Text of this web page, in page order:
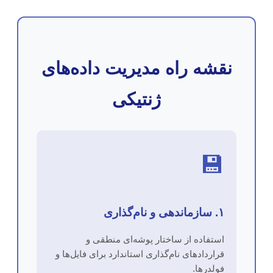
نقشه راه مدیریت داده‌های
ژنتیکی
💾
۱. سازماندهی و نام‌گذاری
استفاده از ساختار پوشه‌ای منطقی و
قراردادهای نام‌گذاری استاندارد برای فایل‌ها و
فولدرها.